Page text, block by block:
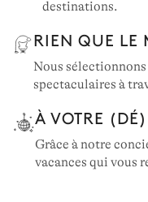
destinations.
RIEN QUE LE
Nous
spectaculaires à
À VOTRE
Grâce à notre
vacances qui vous